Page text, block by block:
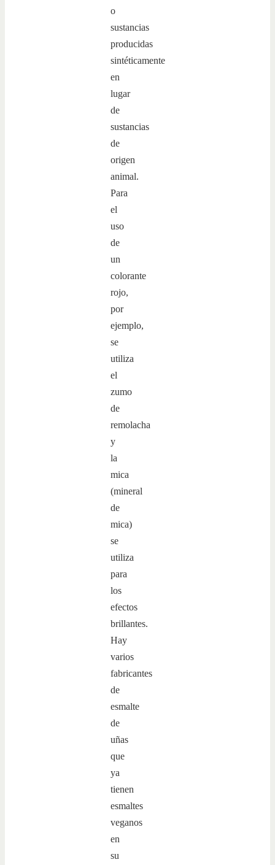
o
sustancias
producidas
sintéticamente
en
lugar
de
sustancias
de
origen
animal.
Para
el
uso
de
un
colorante
rojo,
por
ejemplo,
se
utiliza
el
zumo
de
remolacha
y
la
mica
(mineral
de
mica)
se
utiliza
para
los
efectos
brillantes.
Hay
varios
fabricantes
de
esmalte
de
uñas
que
ya
tienen
esmaltes
veganos
en
su